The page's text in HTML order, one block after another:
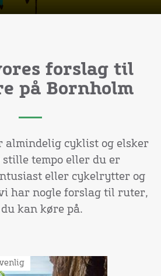
forslag til
på Bornholm
almindelig cyklist og elsker
stille tempo eller du er
eller cykelrytter og
har nogle forslag til ruter,
du kan køre på.